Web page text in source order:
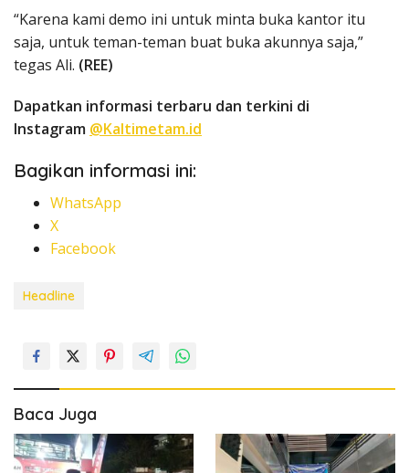
“Karena kami demo ini untuk minta buka kantor itu
saja, untuk teman-teman buat buka akunnya saja,”
tegas Ali. (REE)
Dapatkan informasi terbaru dan terkini di
Instagram @Kaltimetam.id
Bagikan informasi ini:
WhatsApp
X
Facebook
Headline
Baca Juga